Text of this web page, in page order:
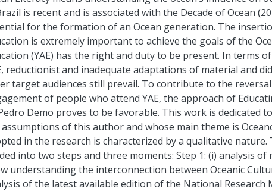
is recent and is associated with the Decade of Ocean
for the formation of an Ocean generation. The
is extremely important to achieve the goals of the
(YAE) has the right and duty to be present. In terms
reductionist and inadequate adaptations of material and
target audiences still prevail. To contribute to the
of people who attend YAE, the approach of
Demo proves to be favorable. This work is dedicated
of this author and whose main theme is
in the research is characterized by a qualitative
into two steps and three moments: Step 1: (i) analysis
understanding the interconnection between Oceanic
of the latest available edition of the National Research